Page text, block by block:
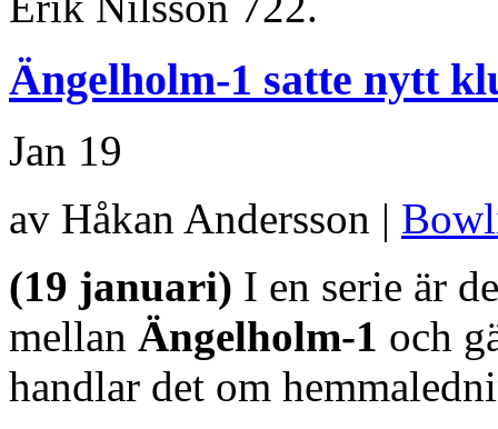
Ängelholm-1 satte nytt
Jan 19
av Håkan Andersson |
(19 januari) I en serie är
mellan Ängelholm-1 och
handlar det om